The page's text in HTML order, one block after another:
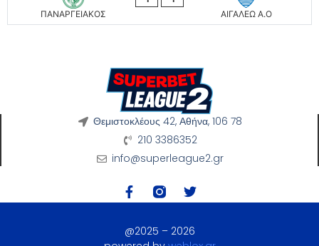
ΠΑΝΑΡΓΕΙΑΚΟΣ ΑΙΓΑΛΕΩ A.O
Θεμιστοκλέους 42, Αθήνα, 106 78
210 3386352
info@superleague2.gr
@2025 – 2026